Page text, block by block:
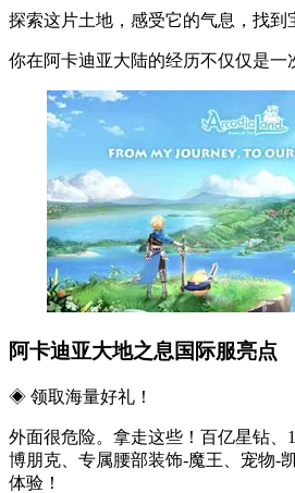
探索这片土地，感受它的气息，找到
你在阿卡迪亚大陆的经历不仅仅是一
阿卡迪亚大地之息国际服亮点
◈ 领取海量好礼！
外面很危险。拿走这些！百亿星钻、
博朋克、专属腰部装饰-魔王、宠物-
体验！